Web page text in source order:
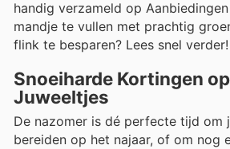
handig verzameld op
mandje te vullen met prachtig
flink te besparen? Lees snel verder!
Snoeiharde Kortingen
Juweeltjes
De nazomer is dé perfecte tijd om
bereiden op het najaar, of om nog